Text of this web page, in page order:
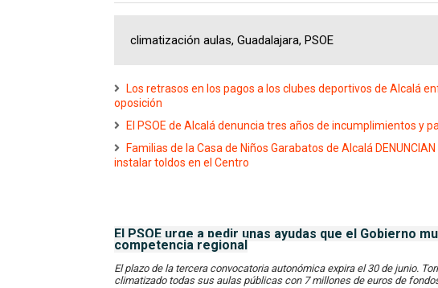
climatización aulas, Guadalajara, PSOE
Los retrasos en los pagos a los clubes deportivos de Alcalá
oposición
El PSOE de Alcalá denuncia tres años de incumplimientos y
Familias de la Casa de Niños Garabatos de Alcalá
instalar toldos en el Centro
El PSOE urge a pedir unas ayudas que el Gobierno
competencia regional
El plazo de la tercera convocatoria autonómica expira el 30 de junio.
climatizado todas sus aulas públicas con 7 millones de euros de